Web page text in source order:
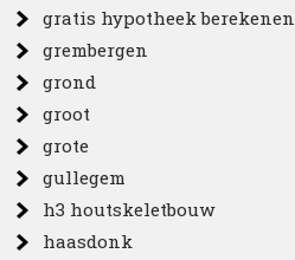
gratis hypotheek berekenen
grembergen
grond
groot
grote
gullegem
h3 houtskeletbouw
haasdonk